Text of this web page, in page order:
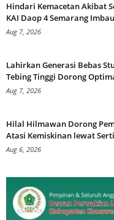
Hindari Kemacetan Akibat
KAI Daop 4 Semarang
Aug 7, 2026
Lahirkan Generasi Bebas
Tebing Tinggi Dorong
Aug 7, 2026
Hilal Hilmawan Dorong
Atasi Kemiskinan lewat
Aug 6, 2026